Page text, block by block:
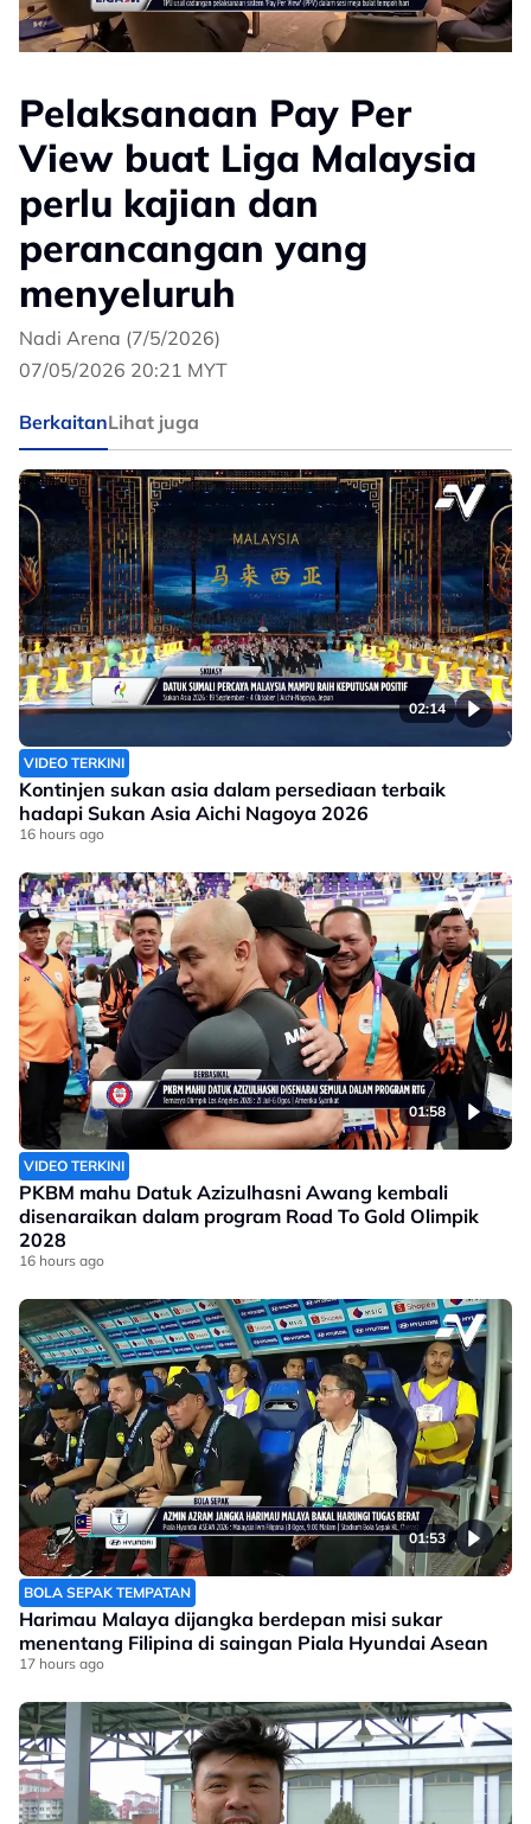
Pelaksanaan Pay Per
View buat Liga Malaysia
perlu kajian dan
perancangan yang
menyeluruh
Nadi Arena (7/5/2026)
07/05/2026 20:21 MYT
BerkaitanLihat juga
02:14
VIDEO TERKINI
Kontinjen sukan asia dalam persediaan terbaik
hadapi Sukan Asia Aichi Nagoya 2026
16 hours ago
01:58
VIDEO TERKINI
PKBM mahu Datuk Azizulhasni Awang kembali
disenaraikan dalam program Road To Gold Olimpik
2028
16 hours ago
01:53
BOLA SEPAK TEMPATAN
Harimau Malaya dijangka berdepan misi sukar
menentang Filipina di saingan Piala Hyundai Asean
17 hours ago